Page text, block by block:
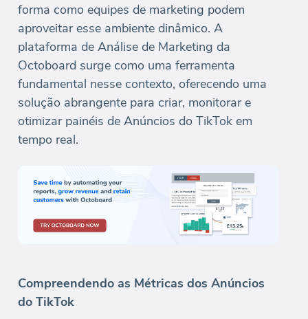
forma como equipes de marketing podem
aproveitar esse ambiente dinâmico. A
plataforma de Análise de Marketing da
Octoboard surge como uma ferramenta
fundamental nesse contexto, oferecendo uma
solução abrangente para criar, monitorar e
otimizar painéis de Anúncios do TikTok em
tempo real.
Compreendendo as Métricas dos Anúncios
do TikTok